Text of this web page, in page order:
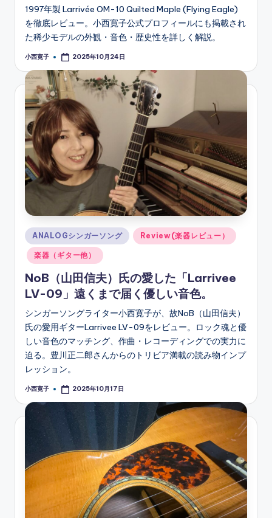
1997年製 Larrivée OM-10 Quilted Maple (Flying Eagle)
を徹底レビュー。小西寛子公式プロフィールにも掲載され
た稀少モデルの外観・音色・歴史性を詳しく解説。
Posted
小西寛子 2025年10月24日
Posted
in
ANALOGシンガーソング Review(楽器レビュー）
楽器（ギター他）
NoB（山田信夫）氏の愛した「Larrivee
LV-09」遠くまで届く優しい音色。
シンガーソングライター小西寛子が、故NoB（山田信夫）
氏の愛用ギターLarrivee LV-09をレビュー。ロック魂と優
しい音色のマッチング、作曲・レコーディングでの実力に
迫る。豊川正二郎さんからのトリビア満載の読み物インプ
レッション。
Posted
小西寛子 2025年10月17日